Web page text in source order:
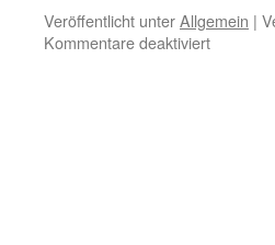
Veröffentlicht unterAllgemein |
Kommentare deaktiviertfür